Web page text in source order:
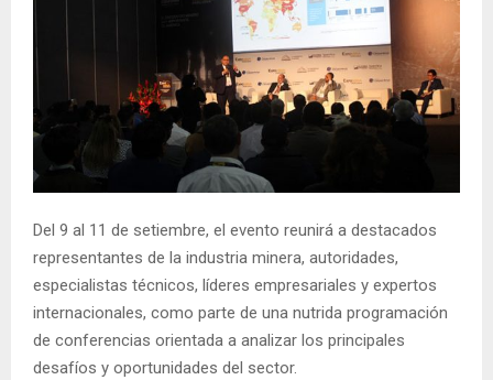
Del 9 al 11 de setiembre, el evento reunirá a destacados
representantes de la industria minera, autoridades,
especialistas técnicos, líderes empresariales y expertos
internacionales, como parte de una nutrida programación
de conferencias orientada a analizar los principales
desafíos y oportunidades del sector.